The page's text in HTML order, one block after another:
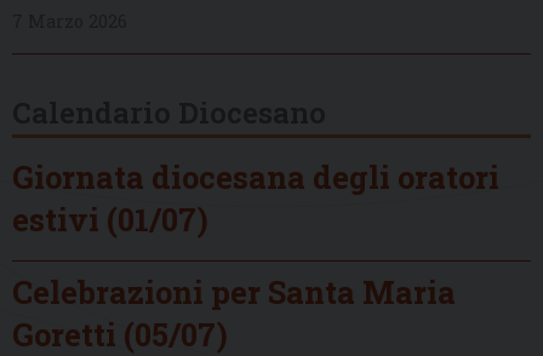
Giornata diocesana degli oratori
estivi (01/07)
Celebrazioni per Santa Maria
Goretti (05/07)